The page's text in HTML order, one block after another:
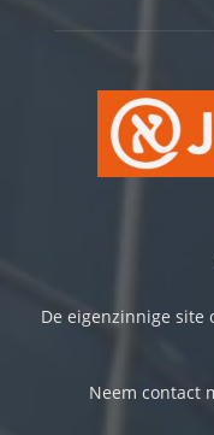
De eigenzinnige site
Neem contact